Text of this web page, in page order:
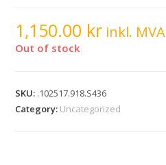
1,150.00 kr inkl. MVA
Out of stock
SKU: .102517.918.S436
Category: Uncategorized